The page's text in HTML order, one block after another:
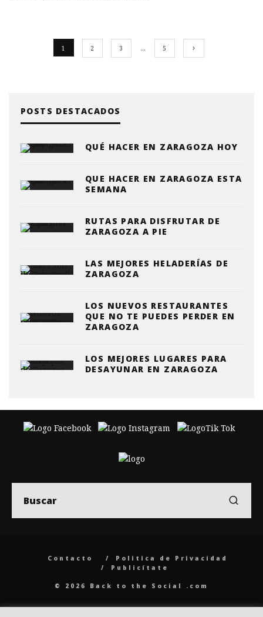
1 2 3 … 5
POSTS DESTACADOS
QUÉ HACER EN ZARAGOZA HOY
QUE HACER EN ZARAGOZA ESTA
SEMANA
RUTAS PARA DISFRUTAR DE
ZARAGOZA A PIE
LAS MEJORES HELADERÍAS DE
ZARAGOZA
LOS NUEVOS RESTAURANTES
QUE NO TE PUEDES PERDER EN
ZARAGOZA
LOS MEJORES LUGARES PARA
DESAYUNAR EN ZARAGOZA
Contacto
Politica de Privacidad
Publicítate
© 2026 Back to the Social .com